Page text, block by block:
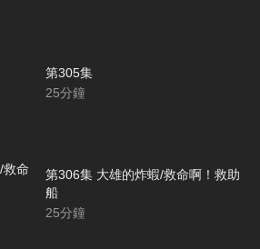
第305集
25分鐘
第306集 大雄的炸蝦/救命啊！救助
船
25分鐘